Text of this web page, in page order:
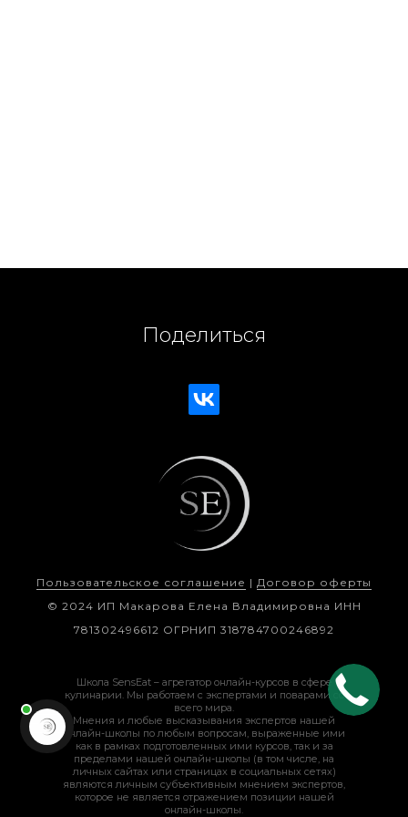
Поделиться
Пользовательское соглашение | Договор оферты
© 2024 ИП Макарова Елена Владимировна ИНН
781302496612 ОГРНИП 318784700246892
Школа SensEat – агрегатор онлайн-курсов в сфере
кулинарии. Мы работаем с экспертами и поварами со
всего мира.
Мнения и любые высказывания экспертов нашей
онлайн-школы по любым вопросам, выраженные ими
как в рамках подготовленных ими курсов, так и за
пределами нашей онлайн-школы (в том числе, на
личных сайтах или страницах в социальных сетях)
являются личным субъективным мнением экспертов,
которое не является отражением позиции нашей
онлайн-школы.